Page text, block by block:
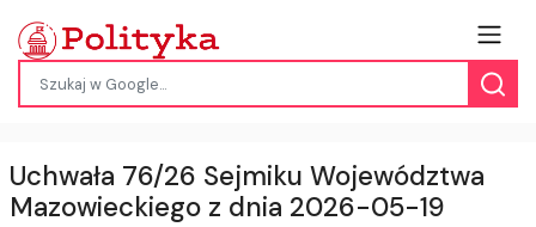
Uchwała 76/26 Sejmiku Województwa
Mazowieckiego z dnia 2026-05-19